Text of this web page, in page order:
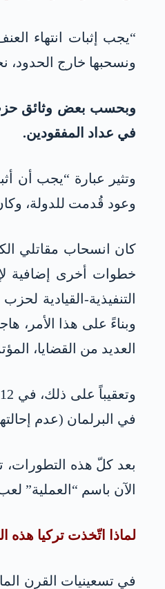
ونسحبها خارج الحدود،
في عداد المفقودين.
وتثير عبارة “يجب أن
وعود قُدمت للدولة،
كان انسحاب مقاتلي
التنفيذية-القيادية
العديد من القضايا،
في البرلمان (عدم
بعد كلّ هذه
الآن باسم “العملية”
لماذا اتّخذت تركيا هذه
في تسعينيات القرن